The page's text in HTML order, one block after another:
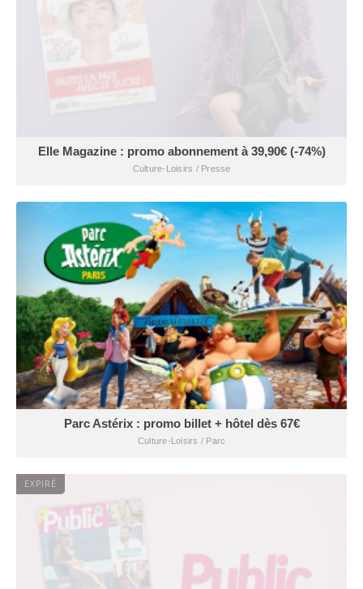
Elle Magazine : promo abonnement à 39,90€ (-74%)
Culture-Loisirs / Presse
Parc Astérix : promo billet + hôtel dès 67€
Culture-Loisirs / Parc
EXPIRÉ